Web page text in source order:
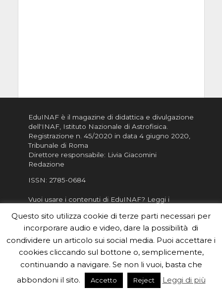
EduINAF è il magazine di didattica e divulgazione
dell'INAF, Istituto Nazionale di Astrofisica
Registrazione n. 45/2020 in data 4 giugno 2020,
Tribunale di Roma
Direttore responsabile: Livia Giacomini
Redazione
ISSN: 2785-0684
Vuoi usare i contenuti di EduINAF? Leggi i
Informativa sulla Privacy
Informatva sui Cookie
Per la rubrica de l'Astronomo risponde, per
inviarci le tue foto o i tuoi contributi, scrivici a
redazione.edu [chiocciola] inaf.it oppure
il form
Questo sito utilizza cookie di terze parti necessari per
incorporare audio e video, dare la possibilità di
condividere un articolo sui social media. Puoi accettare i
cookies cliccando sul bottone o, semplicemente,
continuando a navigare. Se non li vuoi, basta che
abbondoni il sito.
Accetto Reject Leggi di più